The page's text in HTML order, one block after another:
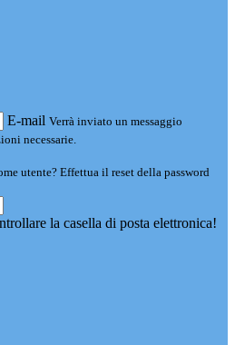
E-mail Verrà inviato un messaggio
necessarie.
utente? Effettua il reset della password
la casella di posta elettronica!